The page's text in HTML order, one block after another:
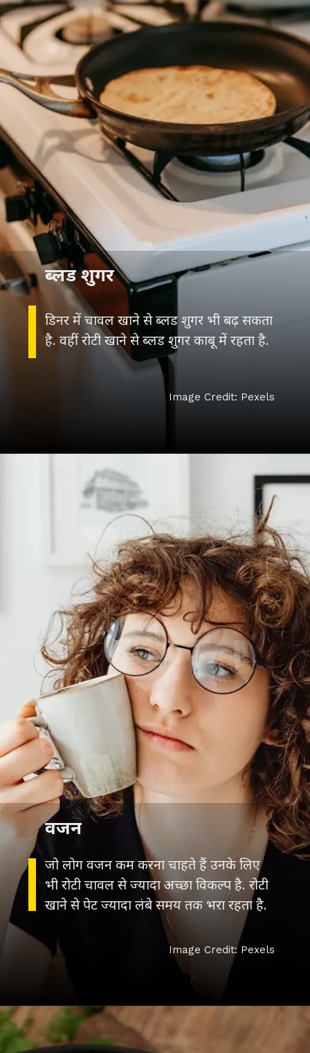
डिनर में चावल खाने से ब्लड शुगर भी बढ़ सकता
है. वहीं रोटी खाने से ब्लड शुगर काबू में रहता है.
ब्लड शुगर
Image Credit: Pexels
जो लोग वजन कम करना चाहते हैं उनके लिए
भी रोटी चावल से ज्यादा अच्छा विकल्प है. रोटी
खाने से पेट ज्यादा लंबे समय तक भरा रहता है.
वजन
Image Credit: Pexels